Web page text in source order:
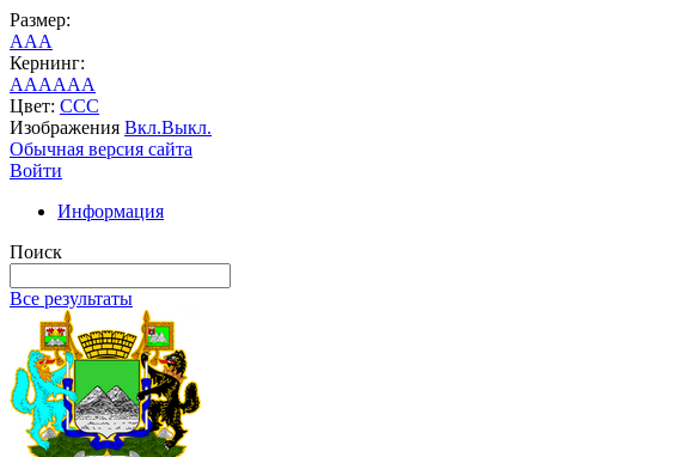
Размер:
AAA
Кернинг:
AAAAAA
Цвет: CCC
Изображения Вкл.Выкл.
Обычная версия сайта
Войти
Информация
Поиск
Все результаты